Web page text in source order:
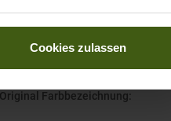
Cookies zulassen
Original Farbbezeichnung: